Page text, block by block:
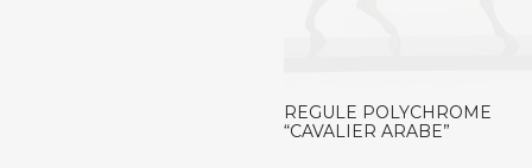
REGULE POLYCHROME
“CAVALIER ARABE”